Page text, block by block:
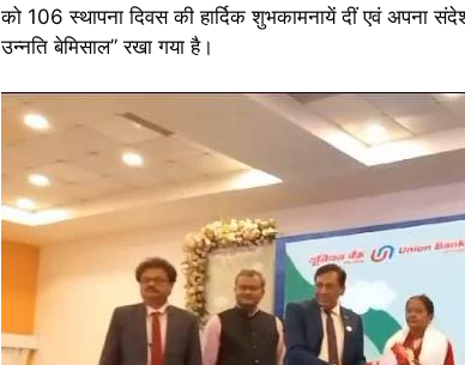
को 106 स्थापना दिवस की हार्दिक शुभकामनायें दीं एवं अपना
उन्नति बेमिसाल” रखा गया है।